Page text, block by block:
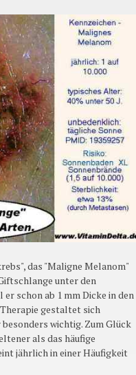
das "Maligne Melanom"
unter den
schon ab 1 mm Dicke in den
gestaltet sich
wichtig. Zum Glück
als das häufige
jährlich in einer Häufigkeit